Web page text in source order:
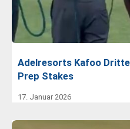
Adelresorts Kafoo
Prep Stakes
17. Januar 2026